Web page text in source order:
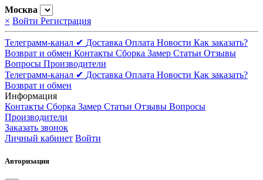
Москва
× Войти Регистрация
Телеграмм-канал ✔ Доставка Оплата Новости Как заказать?
Возврат и обмен Контакты Сборка Замер Статьи Отзывы
Вопросы Производители
Телеграмм-канал ✔ Доставка Оплата Новости Как заказать?
Возврат и обмен
Информация
Контакты Сборка Замер Статьи Отзывы Вопросы
Производители
Заказать звонок
Личный кабинет Войти
Авторизация